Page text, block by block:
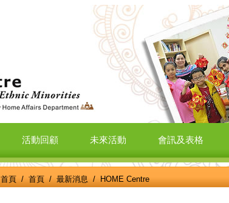
活動回顧 未來活動 會訊及表格
首頁/ 首頁/ 最新消息 / HOME Centre